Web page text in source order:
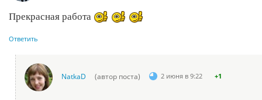
Прекрасная работа
Ответить
NatkaD (автор поста) 2 июня в 9:22 +1